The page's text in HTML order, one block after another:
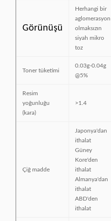
Görünüşü
Herhangi bir
aglomerasyon
olmaksızın
siyah mikro
toz
Toner tüketimi
0.03g-0.04g
@5%
Resim
yoğunluğu
(kara)
>1.4
Çiğ madde
Japonya'dan
ithalat
Güney
Kore'den
ithalat
Almanya'dan
ithalat
ABD'den
ithalat